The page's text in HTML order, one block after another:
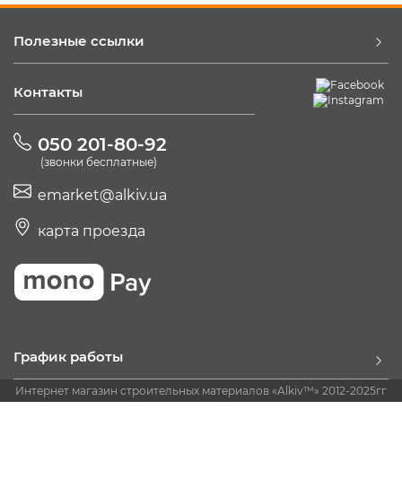
Полезные ссылки
Контакты
050 201-80-92
(звонки бесплатные)
emarket@alkiv.ua
карта проезда
График работы
Интернет магазин строительных материалов «Alkiv™» 2012-2025гг